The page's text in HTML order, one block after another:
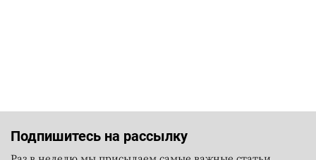
Подпишитесь на рассылку